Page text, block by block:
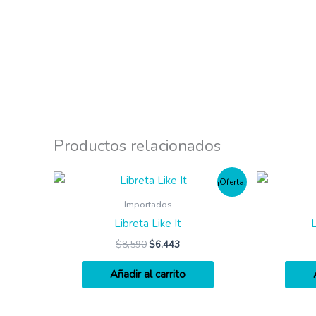
Productos relacionados
¡Oferta!
Importados
Libreta Like It
$8,590$6,443
Añadir al carrito